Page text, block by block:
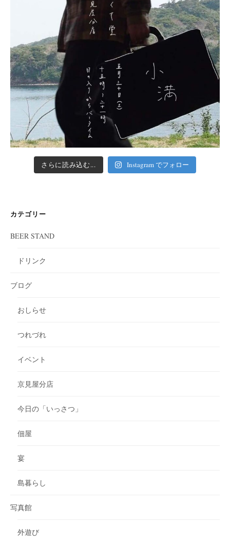
さらに読み込む... Instagram でフォロー
カテゴリー
BEER STAND
ドリンク
ブログ
おしらせ
つれづれ
イベント
京見屋分店
今日の「いっさつ」
佃屋
宴
島暮らし
写真館
外遊び